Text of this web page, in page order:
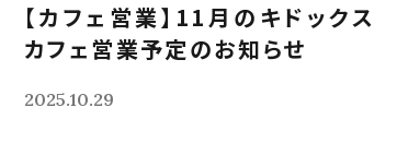
【カフェ営業】11月のキドックス
カフェ営業予定のお知らせ
2025.10.29